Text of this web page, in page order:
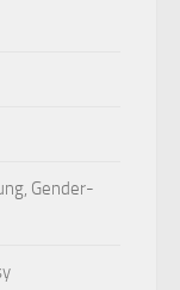
Gender-